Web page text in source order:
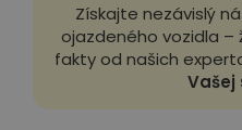
Získajte nezávislý
ojazdeného vozidla –
fakty od našich
Vašej